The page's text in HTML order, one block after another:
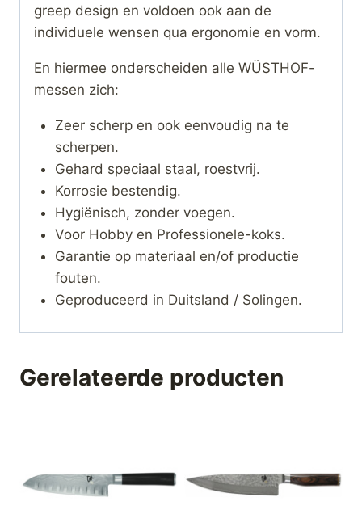
greep design en voldoen ook aan de
individuele wensen qua ergonomie en vorm.
En hiermee onderscheiden alle WÜSTHOF-
messen zich:
Zeer scherp en ook eenvoudig na te
scherpen.
Gehard speciaal staal, roestvrij.
Korrosie bestendig.
Hygiënisch, zonder voegen.
Voor Hobby en Professionele-koks.
Garantie op materiaal en/of productie
fouten.
Geproduceerd in Duitsland / Solingen.
Gerelateerde producten